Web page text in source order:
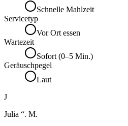
Schnelle Mahlzeit
Servicetyp
Vor Ort essen
Wartezeit
Sofort (0–5 Min.)
Geräuschpegel
Laut
J
Julia “. M.